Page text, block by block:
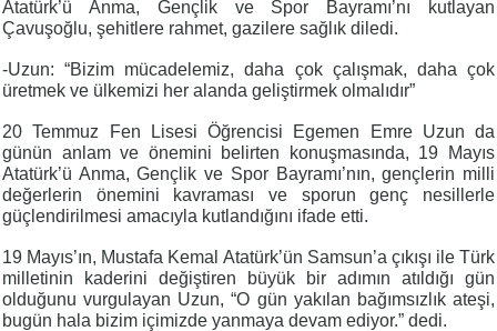
Atatürk’ü Anma, Gençlik ve Spor Bayramı’nı kutlayan
Çavuşoğlu, şehitlere rahmet, gazilere sağlık diledi.
-Uzun: “Bizim mücadelemiz, daha çok çalışmak, daha çok
üretmek ve ülkemizi her alanda geliştirmek olmalıdır”
20 Temmuz Fen Lisesi Öğrencisi Egemen Emre Uzun da
günün anlam ve önemini belirten konuşmasında, 19 Mayıs
Atatürk’ü Anma, Gençlik ve Spor Bayramı’nın, gençlerin milli
değerlerin önemini kavraması ve sporun genç nesillerle
güçlendirilmesi amacıyla kutlandığını ifade etti.
19 Mayıs’ın, Mustafa Kemal Atatürk’ün Samsun’a çıkışı ile Türk
milletinin kaderini değiştiren büyük bir adımın atıldığı gün
olduğunu vurgulayan Uzun, “O gün yakılan bağımsızlık ateşi,
bugün hala bizim içimizde yanmaya devam ediyor.” dedi.